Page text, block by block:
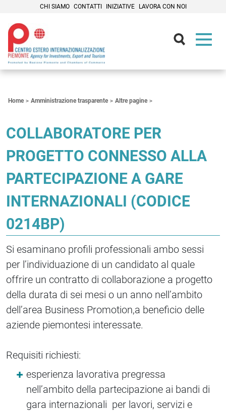
CHI SIAMO CONTATTI INIZIATIVE LAVORA CON NOI
Home Amministrazione trasparente Altre pagine
COLLABORATORE PER
PROGETTO CONNESSO ALLA
PARTECIPAZIONE A GARE
INTERNAZIONALI (CODICE
0214BP)
Si esaminano profili professionali ambo sessi
per l’individuazione di un candidato al quale
offrire un contratto di collaborazione a progetto
della durata di sei mesi o un anno nell’ambito
dell’area Business Promotion,a beneficio delle
aziende piemontesi interessate.
Requisiti richiesti:
esperienza lavorativa pregressa
nell’ambito della partecipazione ai bandi di
gara internazionali per lavori, servizi e